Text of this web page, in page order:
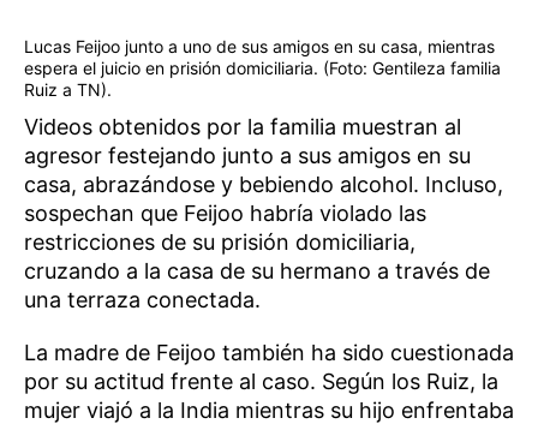
Lucas Feijoo junto a uno de sus amigos en su casa, mientras
espera el juicio en prisión domiciliaria. (Foto: Gentileza familia
Ruiz a TN).
Videos obtenidos por la familia muestran al
agresor festejando junto a sus amigos en su
casa, abrazándose y bebiendo alcohol. Incluso,
sospechan que Feijoo habría violado las
restricciones de su prisión domiciliaria,
cruzando a la casa de su hermano a través de
una terraza conectada.
La madre de Feijoo también ha sido cuestionada
por su actitud frente al caso. Según los Ruiz, la
mujer viajó a la India mientras su hijo enfrentaba